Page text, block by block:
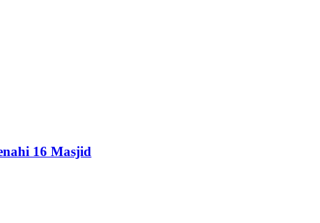
16 Masjid